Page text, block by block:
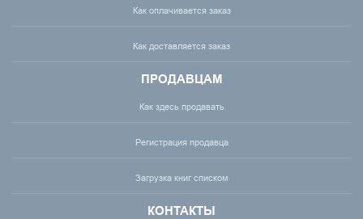
Как оплачивается заказ
Как доставляется заказ
ПРОДАВЦАМ
Как здесь продавать
Регистрация продавца
Загрузка книг списком
КОНТАКТЫ